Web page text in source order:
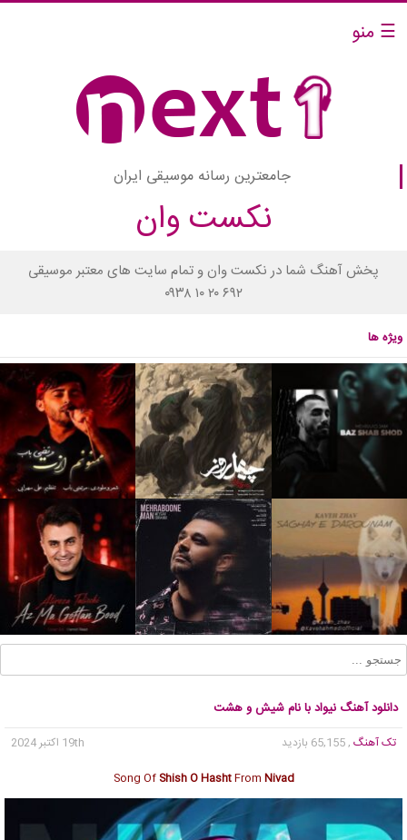
☰ منو
جامعترین رسانه موسیقی ایران
نکست وان
پخش آهنگ شما در نکست وان و تمام سایت های معتبر موسیقی
۰۹۳۸ ۱۰ ۲۰ ۶۹۲
ویژه ها
دانلود آهنگ نیواد با نام شیش و هشت
تک آهنگ , 65,155 بازدید
19th اکتبر 2024
Song Of Shish O HashtFrom Nivad